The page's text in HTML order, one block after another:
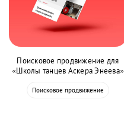
Поисковое продвижение для
«Школы танцев Аскера Энеева»
Поисковое продвижение